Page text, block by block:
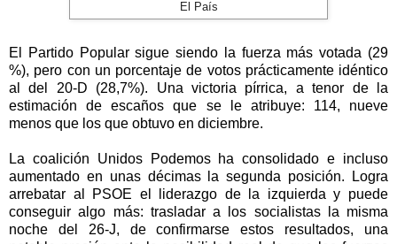
El País
El Partido Popular sigue siendo la fuerza más votada (29
%), pero con un porcentaje de votos prácticamente idéntico
al del 20-D (28,7%). Una victoria pírrica, a tenor de la
estimación de escaños que se le atribuye: 114, nueve
menos que los que obtuvo en diciembre.
La coalición Unidos Podemos ha consolidado e incluso
aumentado en unas décimas la segunda posición. Logra
arrebatar al PSOE el liderazgo de la izquierda y puede
conseguir algo más: trasladar a los socialistas la misma
noche del 26-J, de confirmarse estos resultados, una